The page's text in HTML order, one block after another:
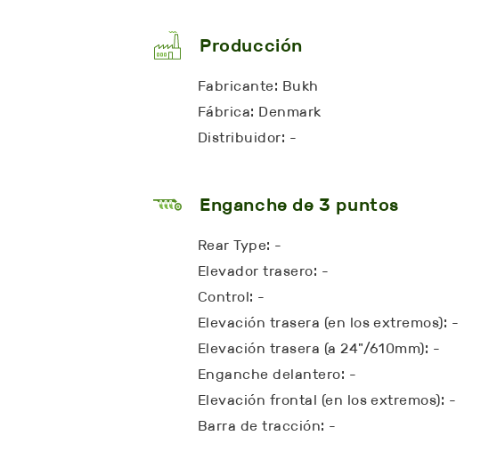
Producción
Fabricante: Bukh
Fábrica: Denmark
Distribuidor: -
Enganche de 3 puntos
Rear Type: -
Elevador trasero: -
Control: -
Elevación trasera (en los extremos): -
Elevación trasera (a 24"/610mm): -
Enganche delantero: -
Elevación frontal (en los extremos): -
Barra de tracción: -